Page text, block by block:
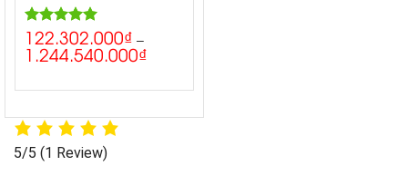
Rated5.00
out of 5
122.302.000₫ –
1.244.540.000₫
5/5 (1 Review)